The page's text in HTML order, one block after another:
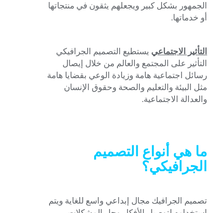
الجمهور بشكل كبير ويجعلهم يثقون في منتجاتها
أو خدماتها.
التأثير الاجتماعي يستطيع التصميم الجرافيكي
التأثير على المجتمع والعالم من خلال إيصال
رسائل اجتماعية هامة وزيادة الوعي بقضايا هامة
مثل البيئة والتعليم والصحة وحقوق الإنسان
والعدالة الاجتماعية.
ما هي أنواع التصميم
الجرافيكي؟
تصميم الجرافيك مجال إبداعي واسع للغاية ويتم